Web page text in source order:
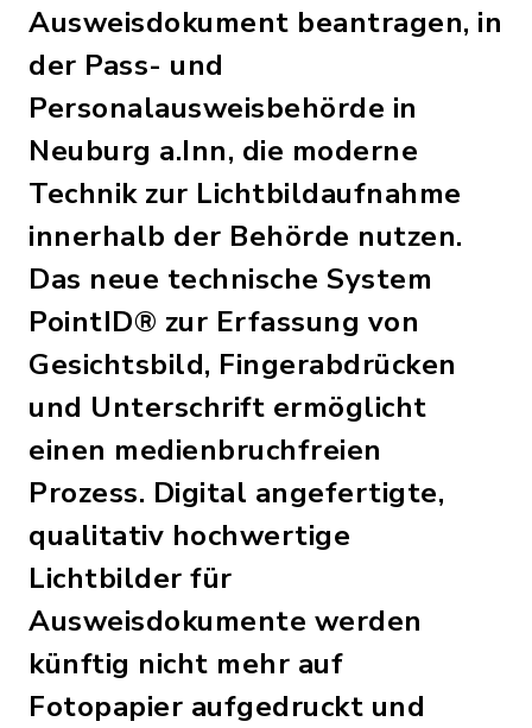
Ausweisdokument beantragen, in
der Pass- und
Personalausweisbehörde in
Neuburg a.Inn, die moderne
Technik zur Lichtbildaufnahme
innerhalb der Behörde nutzen.
Das neue technische System
PointID® zur Erfassung von
Gesichtsbild, Fingerabdrücken
und Unterschrift ermöglicht
einen medienbruchfreien
Prozess. Digital angefertigte,
qualitativ hochwertige
Lichtbilder für
Ausweisdokumente werden
künftig nicht mehr auf
Fotopapier aufgedruckt und